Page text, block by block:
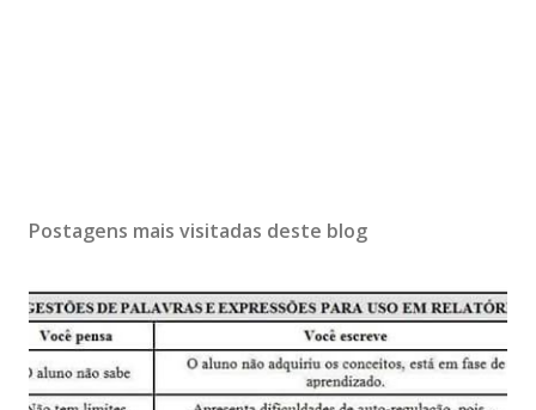
Postagens mais visitadas deste blog